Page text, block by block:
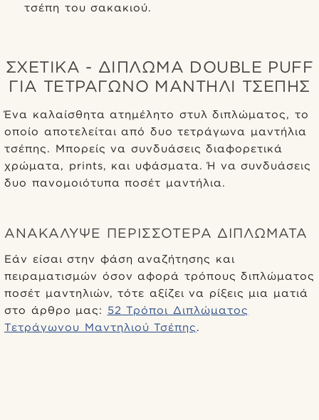
τσέπη του σακακιού.
ΣΧΕΤΙΚΆ - ΔΊΠΛΩΜΑ DOUBLE PUFF
ΓΙΑ ΤΕΤΡΆΓΩΝΟ ΜΑΝΤΉΛΙ ΤΣΈΠΗΣ
Ένα καλαίσθητα ατημέλητο στυλ διπλώματος, το
οποίο αποτελείται από δυο τετράγωνα μαντήλια
τσέπης. Μπορείς να συνδυάσεις διαφορετικά
χρώματα, prints, και υφάσματα. Ή να συνδυάσεις
δυο πανομοιότυπα ποσέτ μαντήλια.
ΑΝΑΚΆΛΥΨΕ ΠΕΡΙΣΣΌΤΕΡΑ ΔΙΠΛΏΜΑΤΑ
Εάν είσαι στην φάση αναζήτησης και
πειραματισμών όσον αφορά τρόπους διπλώματος
ποσέτ μαντηλιών, τότε αξίζει να ρίξεις μια ματιά
στο άρθρο μας: 52 Τρόποι Διπλώματος
Τετράγωνου Μαντηλιού Τσέπης.